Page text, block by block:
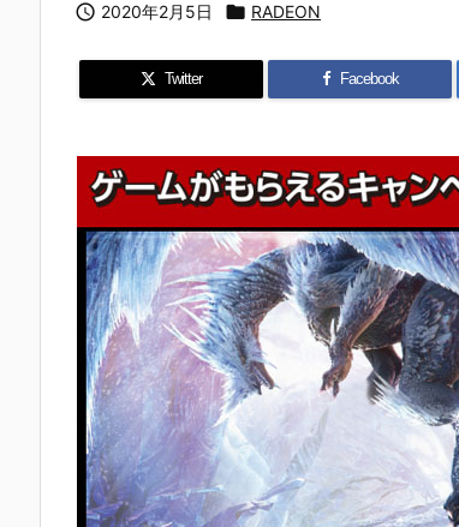
 2020年2月5日  RADEON
Twitter Facebook